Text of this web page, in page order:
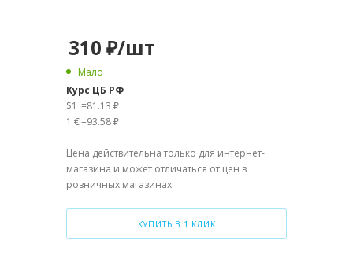
310 ₽/шт
Мало
Курс ЦБ РФ
$1 =81.13 ₽
1 €=93.58 ₽
Цена действительна только для интернет-
магазина и может отличаться от цен в
розничных магазинах
КУПИТЬ В 1 КЛИК